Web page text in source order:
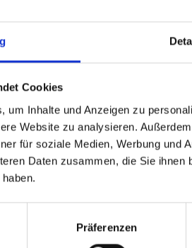
Cookies
um Inhalte und Anzeigen zu
Website zu analysieren.
für soziale Medien, Werbung und
Daten zusammen, die Sie
Präferenzen